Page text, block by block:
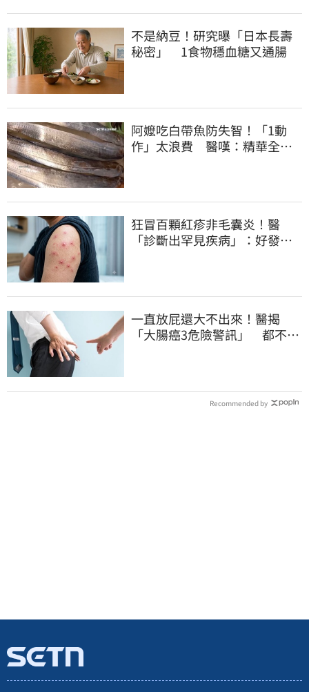
不是納豆！研究曝「日本長壽
秘密」 1食物穩血糖又通腸
阿嬤吃白帶魚防失智！「1動
作」太浪費 醫嘆：精華全沒
狂冒百顆紅疹非毛囊炎！醫
「診斷出罕見疾病」：好發這
一直放屁還大不出來！醫揭
「大腸癌3危險警訊」 都不排
Recommended by